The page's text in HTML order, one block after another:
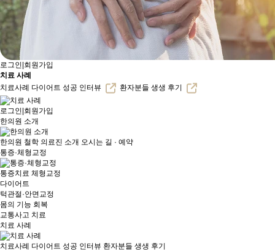
로그인 회원가입
치료 사례
치료사례 다이어트 성공 인터뷰 환자분들 생생 후기
로그인 회원가입
한의원 소개
한의원 철학 의료진 소개 오시는 길 · 예약
통증·체형교정
통증치료 체형교정
다이어트
턱관절·안면교정
몸의 기능 회복
교통사고 치료
치료 사례
치료사례 다이어트 성공 인터뷰 환자분들 생생 후기